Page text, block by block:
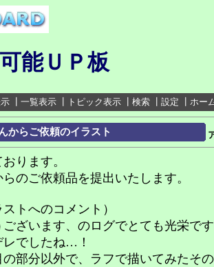
能ＵＰ板
一覧表示 トピック表示 検索 設定 ホー
からご依頼のイラスト
ります。
のご依頼品を提出いたします。
ストへのコメント）
ざいます、のログでとても光栄で
でしたね…！
の部分以外で、ラフで描いてみたそ